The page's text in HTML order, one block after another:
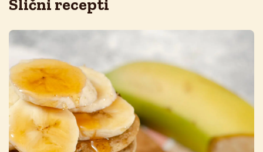
Slični recepti